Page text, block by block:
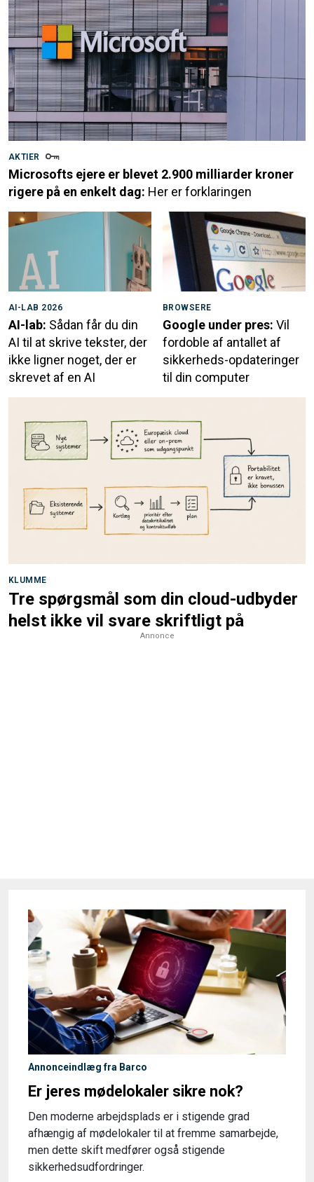
AKTIER
Microsofts ejere er blevet 2.900 milliarder kroner
rigere på en enkelt dag: Her er forklaringen
AI-LAB 2026
AI-lab: Sådan får du din
AI til at skrive tekster, der
ikke ligner noget, der er
skrevet af en AI
BROWSERE
Google under pres: Vil
fordoble af antallet af
sikkerheds-opdateringer
til din computer
KLUMME
Tre spørgsmål som din cloud-udbyder
helst ikke vil svare skriftligt på
Annonce
Annonceindlæg fra Barco
Er jeres mødelokaler sikre nok?
Den moderne arbejdsplads er i stigende grad
afhængig af mødelokaler til at fremme samarbejde,
men dette skift medfører også stigende
sikkerhedsudfordringer.